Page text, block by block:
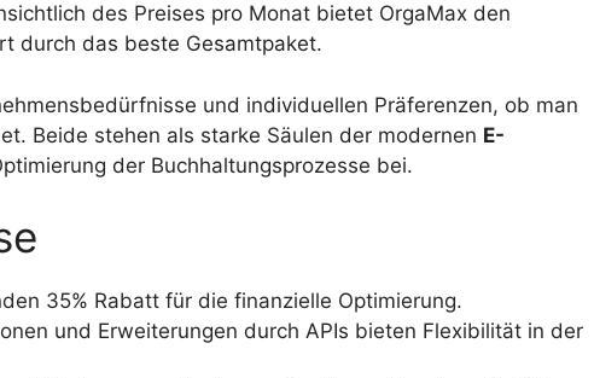
des Preises pro Monat bietet OrgaMax den
durch das beste Gesamtpaket.
und individuellen Präferenzen, ob man
Beide stehen als starke Säulen der modernen E-
der Buchhaltungsprozesse bei.
35% Rabatt für die finanzielle Optimierung.
und Erweiterungen durch APIs bieten Flexibilität in der